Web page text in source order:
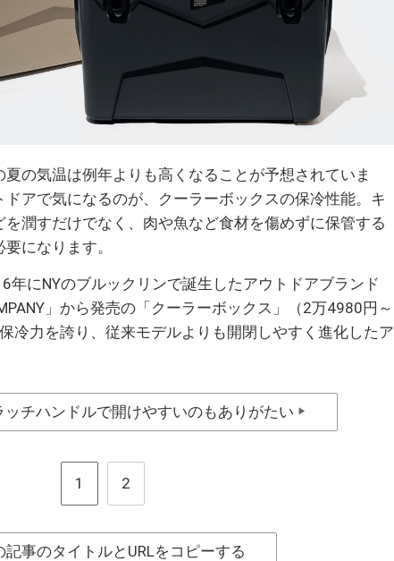
の気温は例年よりも高くなることが予想されていま
アで気になるのが、クーラーボックスの保冷性能。キ
潤すだけでなく、肉や魚など食材を傷めずに保管する
になります。
年にNYのブルックリンで誕生したアウトドアブランド
」から発売の「クーラーボックス」（2万4980円～
冷力を誇り、従来モデルよりも開閉しやすく進化したア
ッチハンドルで開けやすいのもありがたい ▶
1 2
記事のタイトルとURLをコピーする